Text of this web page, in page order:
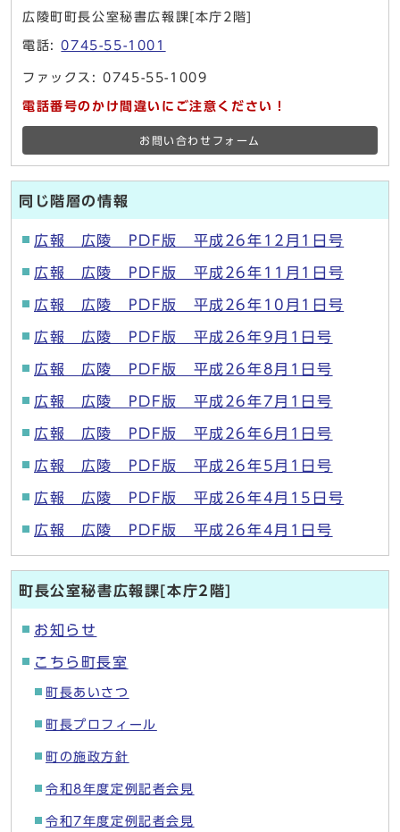
広陵町町長公室秘書広報課[本庁2階]
電話:0745-55-1001
ファックス: 0745-55-1009
電話番号のかけ間違いにご注意ください！
お問い合わせフォーム
同じ階層の情報
広報 広陵 PDF版 平成26年12月1日号
広報 広陵 PDF版 平成26年11月1日号
広報 広陵 PDF版 平成26年10月1日号
広報 広陵 PDF版 平成26年9月1日号
広報 広陵 PDF版 平成26年8月1日号
広報 広陵 PDF版 平成26年7月1日号
広報 広陵 PDF版 平成26年6月1日号
広報 広陵 PDF版 平成26年5月1日号
広報 広陵 PDF版 平成26年4月15日号
広報 広陵 PDF版 平成26年4月1日号
町長公室秘書広報課[本庁2階]
お知らせ
こちら町長室
町長あいさつ
町長プロフィール
町の施政方針
令和8年度定例記者会見
令和7年度定例記者会見